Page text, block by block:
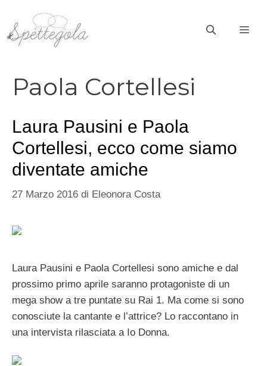
contenuto
Paola Cortellesi
Laura Pausini e Paola
Cortellesi, ecco come siamo
diventate amiche
27 Marzo 2016 di Eleonora Costa
Laura Pausini e Paola Cortellesi sono amiche e dal
prossimo primo aprile saranno protagoniste di un
mega show a tre puntate su Rai 1. Ma come si sono
conosciute la cantante e l’attrice? Lo raccontano in
una intervista rilasciata a Io Donna.